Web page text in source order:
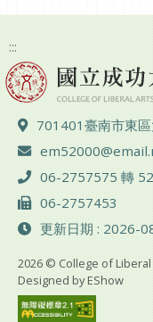
:::
地址 ：
701401臺南市東
電子郵件 ：
電話 ：
06-2757575 轉
傳真 ：
06-2757453
更新日期 : 2026-
2026 © College of Liberal
Designed byEShow